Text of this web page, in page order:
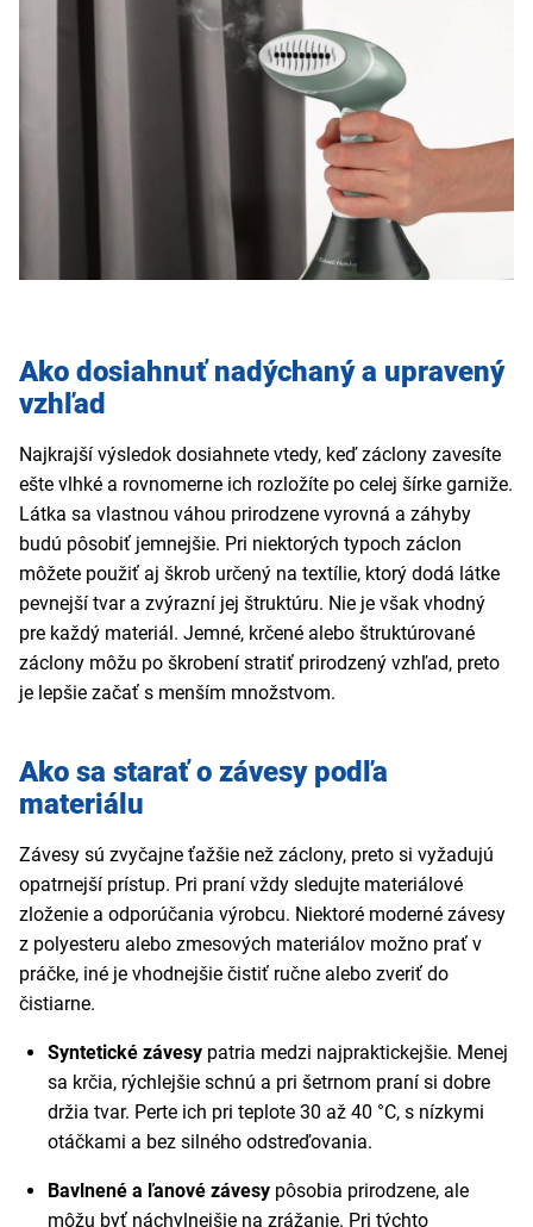
Ako dosiahnuť nadýchaný a upravený
vzhľad
Najkrajší výsledok dosiahnete vtedy, keď záclony zavesíte
ešte vlhké a rovnomerne ich rozložíte po celej šírke garniže.
Látka sa vlastnou váhou prirodzene vyrovná a záhyby
budú pôsobiť jemnejšie. Pri niektorých typoch záclon
môžete použiť aj škrob určený na textílie, ktorý dodá látke
pevnejší tvar a zvýrazní jej štruktúru. Nie je však vhodný
pre každý materiál. Jemné, krčené alebo štruktúrované
záclony môžu po škrobení stratiť prirodzený vzhľad, preto
je lepšie začať s menším množstvom.
Ako sa starať o závesy podľa
materiálu
Závesy sú zvyčajne ťažšie než záclony, preto si vyžadujú
opatrnejší prístup. Pri praní vždy sledujte materiálové
zloženie a odporúčania výrobcu. Niektoré moderné závesy
z polyesteru alebo zmesových materiálov možno prať v
práčke, iné je vhodnejšie čistiť ručne alebo zveriť do
čistiarne.
Syntetické závesy patria medzi najpraktickejšie. Menej
sa krčia, rýchlejšie schnú a pri šetrnom praní si dobre
držia tvar. Perte ich pri teplote 30 až 40 °C, s nízkymi
otáčkami a bez silného odstreďovania.
Bavlnené a ľanové závesy pôsobia prirodzene, ale
môžu byť náchylnejšie na zrážanie. Pri týchto